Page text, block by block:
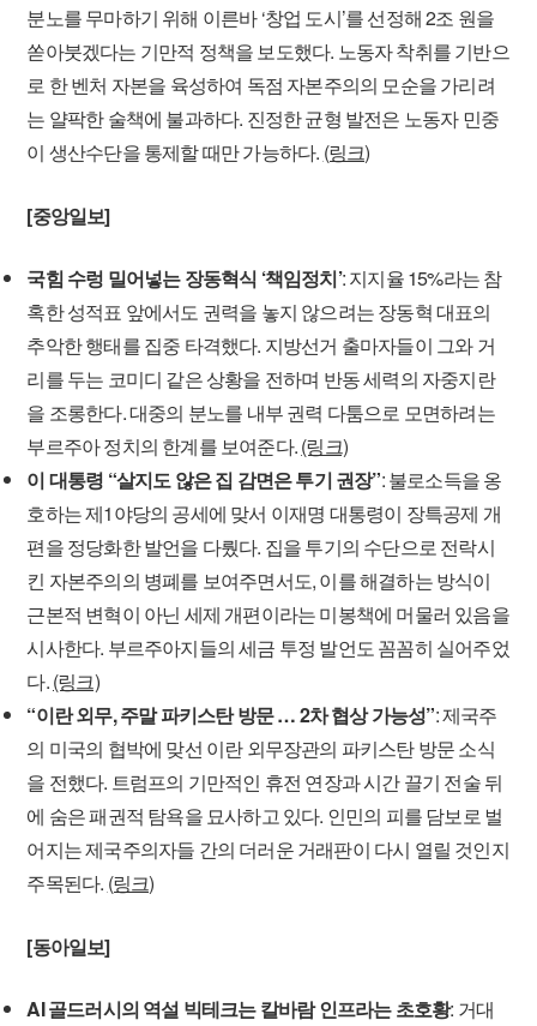
분노를 무마하기 위해 이른바 ‘창업 도시’를 선정해 2조 원을
쏟아붓겠다는 기만적 정책을 보도했다. 노동자 착취를 기반으
로 한 벤처 자본을 육성하여 독점 자본주의의 모순을 가리려
는 얄팍한 술책에 불과하다. 진정한 균형 발전은 노동자 민중
이 생산수단을 통제할 때만 가능하다. (링크)
[중앙일보]
국힘 수렁 밀어넣는 장동혁식 ‘책임정치’: 지지율 15%라는 참
혹한 성적표 앞에서도 권력을 놓지 않으려는 장동혁 대표의
추악한 행태를 집중 타격했다. 지방선거 출마자들이 그와 거
리를 두는 코미디 같은 상황을 전하며 반동 세력의 자중지란
을 조롱한다. 대중의 분노를 내부 권력 다툼으로 모면하려는
부르주아 정치의 한계를 보여준다.(링크)
이 대통령 “살지도 않은 집 감면은 투기 권장”: 불로소득을 옹
호하는 제1야당의 공세에 맞서 이재명 대통령이 장특공제 개
편을 정당화한 발언을 다뤘다. 집을 투기의 수단으로 전락시
킨 자본주의의 병폐를 보여주면서도, 이를 해결하는 방식이
근본적 변혁이 아닌 세제 개편이라는 미봉책에 머물러 있음을
시사한다. 부르주아지들의 세금 투정 발언도 꼼꼼히 실어주었
다.(링크)
“이란 외무, 주말 파키스탄 방문 … 2차 협상 가능성”: 제국주
의 미국의 협박에 맞선 이란 외무장관의 파키스탄 방문 소식
을 전했다. 트럼프의 기만적인 휴전 연장과 시간 끌기 전술 뒤
에 숨은 패권적 탐욕을 묘사하고 있다. 인민의 피를 담보로 벌
어지는 제국주의자들 간의 더러운 거래판이 다시 열릴 것인지
주목된다. (링크)
[동아일보]
AI 골드러시의 역설 빅테크는 칼바람 인프라는 초호황: 거대